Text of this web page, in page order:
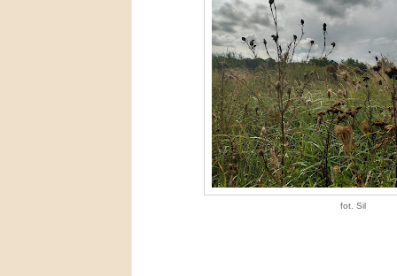
fot. Sil